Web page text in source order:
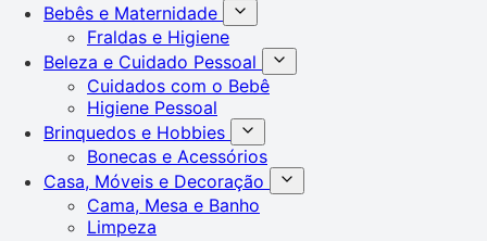
Bebês e Maternidade
Fraldas e Higiene
Beleza e Cuidado Pessoal
Cuidados com o Bebê
Higiene Pessoal
Brinquedos e Hobbies
Bonecas e Acessórios
Casa, Móveis e Decoração
Cama, Mesa e Banho
Limpeza